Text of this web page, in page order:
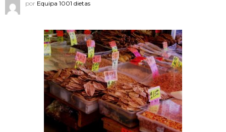
por Equipa 1001 dietas